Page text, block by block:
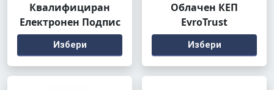
Квалифициран
Електронен Подпис
Избери
Облачен КЕП
EvroTrust
Избери